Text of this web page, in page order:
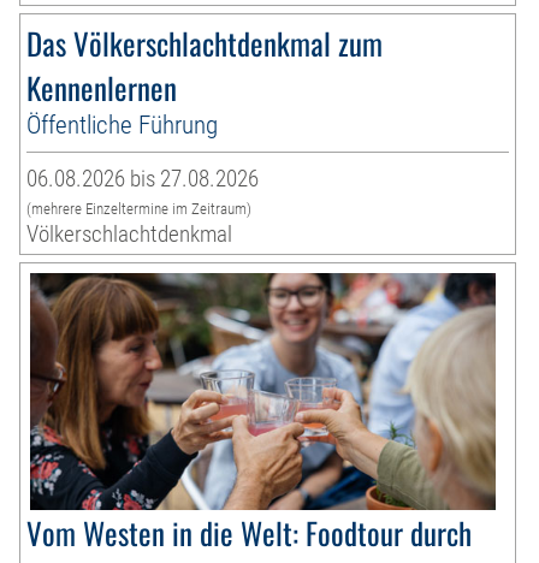
Das Völkerschlachtdenkmal zum
Kennenlernen
Öffentliche Führung
06.08.2026 bis 27.08.2026
(mehrere Einzeltermine im Zeitraum)
Völkerschlachtdenkmal
Vom Westen in die Welt: Foodtour durch